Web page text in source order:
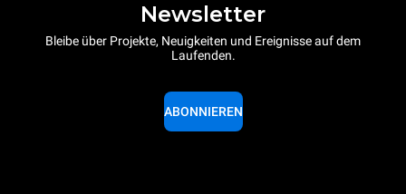
Newsletter
Bleibe über Projekte, Neuigkeiten und Ereignisse auf dem
Laufenden.
ABONNIEREN